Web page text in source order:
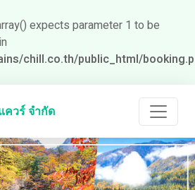
expects parameter 1 to be
chill.co.th/public_html/
วร์ จำกัด